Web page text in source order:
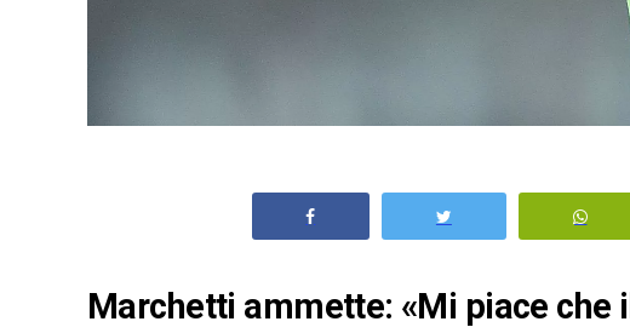
Marchetti ammette: «Mi piace che